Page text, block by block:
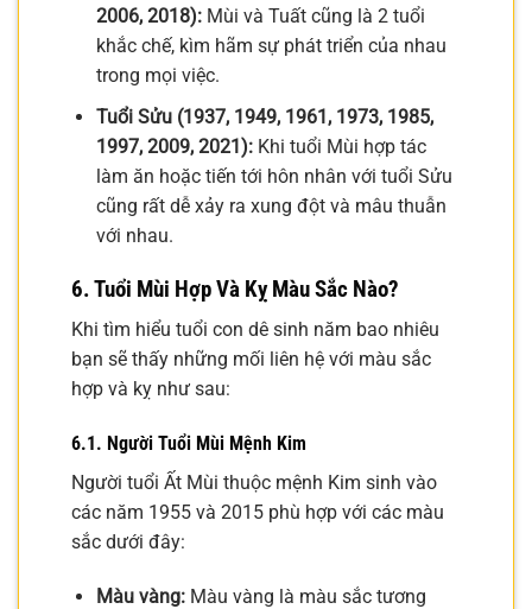
2006, 2018):Mùi và Tuất cũng là 2 tuổi
khắc chế, kìm hãm sự phát triển của nhau
trong mọi việc.
Tuổi Sửu (1937, 1949, 1961, 1973, 1985,
1997, 2009, 2021):Khi tuổi Mùi hợp tác
làm ăn hoặc tiến tới hôn nhân với tuổi Sửu
cũng rất dễ xảy ra xung đột và mâu thuẫn
với nhau.
6. Tuổi Mùi Hợp Và Kỵ Màu Sắc Nào?
Khi tìm hiểu tuổi con dê sinh năm bao nhiêu
bạn sẽ thấy những mối liên hệ với màu sắc
hợp và kỵ như sau:
6.1. Người Tuổi Mùi Mệnh Kim
Người tuổi Ất Mùi thuộc mệnh Kim sinh vào
các năm 1955 và 2015 phù hợp với các màu
sắc dưới đây:
Màu vàng:Màu vàng là màu sắc tương